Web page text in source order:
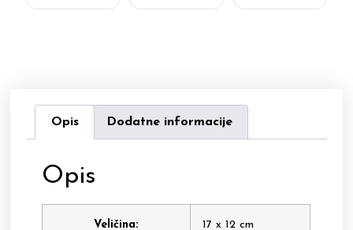
Opis Dodatne informacije
Opis
Veličina: 17 x 12 cm